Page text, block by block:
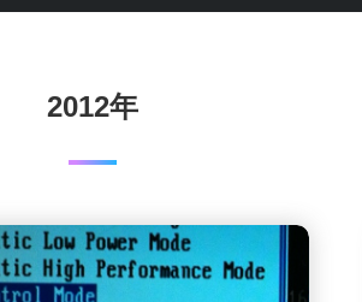
2012年